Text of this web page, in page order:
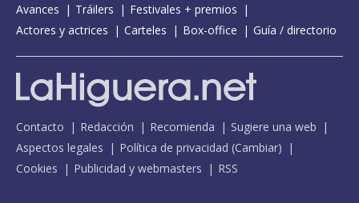
Avances
Tráilers
Festivales + premios
Actores y actrices
Carteles Box-office Guía / directorio
Contacto Redacción Recomienda
Sugiere una web
Aspectos legales
Política de privacidad (Cambiar)
Cookies
Publicidad y webmasters RSS